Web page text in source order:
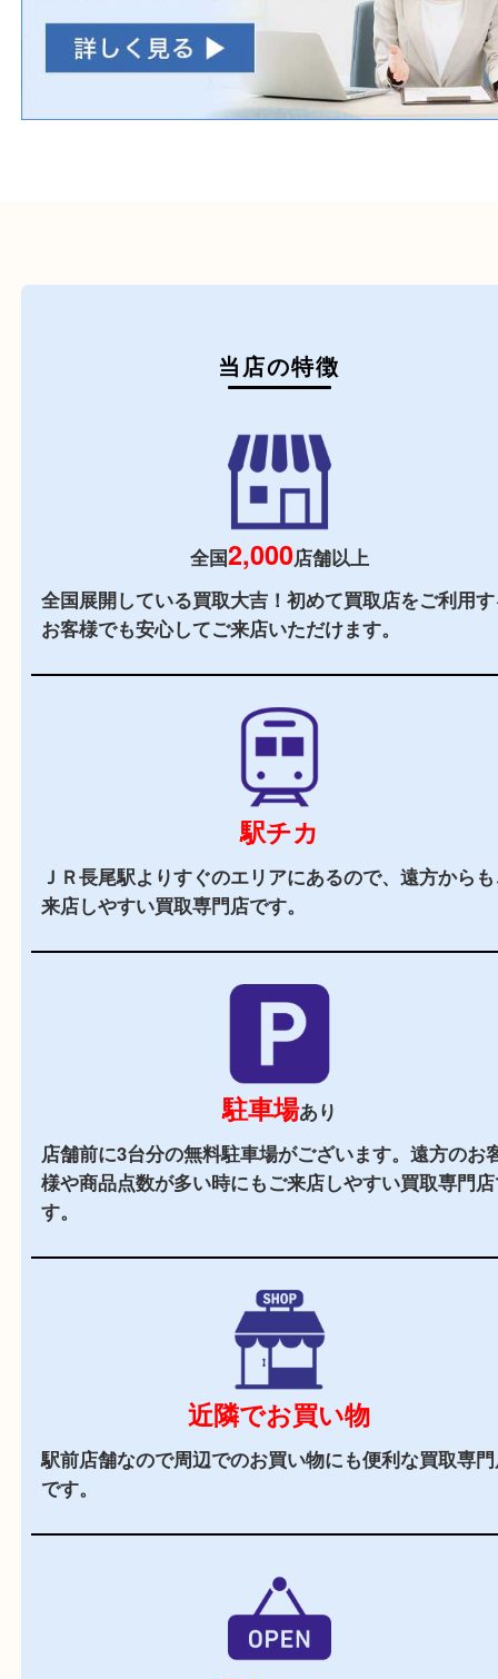
当店の特徴
全国2,000店舗以上
全国展開している買取大吉！初めて買取店をご
お客様でも安心してご来店いただけます。
駅チカ
ＪＲ長尾駅よりすぐのエリアにあるので、遠方
来店しやすい買取専門店です。